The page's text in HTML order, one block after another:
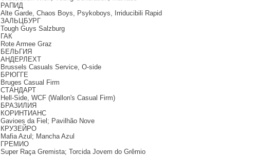
РАПИД
Alte Garde, Chaos Boys, Psykoboys, Irriducibili Rapid
ЗАЛЬЦБУРГ
Tough Guys Salzburg
ГАК
Rote Armee Graz
БЕЛЬГИЯ
АНДЕРЛЕХТ
Brussels Casuals Service, O-side
БРЮГГЕ
Bruges Casual Firm
СТАНДАРТ
Hell-Side, WCF (Wallon's Casual Firm)
БРАЗИЛИЯ
КОРИНТИАНС
Gavioes da Fiel; Pavilhão Nove
КРУЗЕЙРО
Mafia Azul; Mancha Azul
ГРЕМИО
Super Raça Gremista; Torcida Jovem do Grêmio